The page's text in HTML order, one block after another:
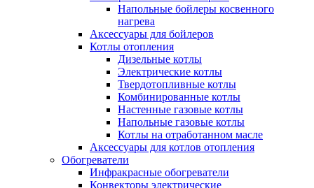
Напольные бойлеры косвенного
нагрева
Аксессуары для бойлеров
Котлы отопления
Дизельные котлы
Электрические котлы
Твердотопливные котлы
Комбинированные котлы
Настенные газовые котлы
Напольные газовые котлы
Котлы на отработанном масле
Аксессуары для котлов отопления
Обогреватели
Инфракрасные обогреватели
Конвекторы электрические